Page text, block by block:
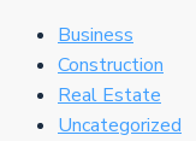
Business
Construction
Real Estate
Uncategorized